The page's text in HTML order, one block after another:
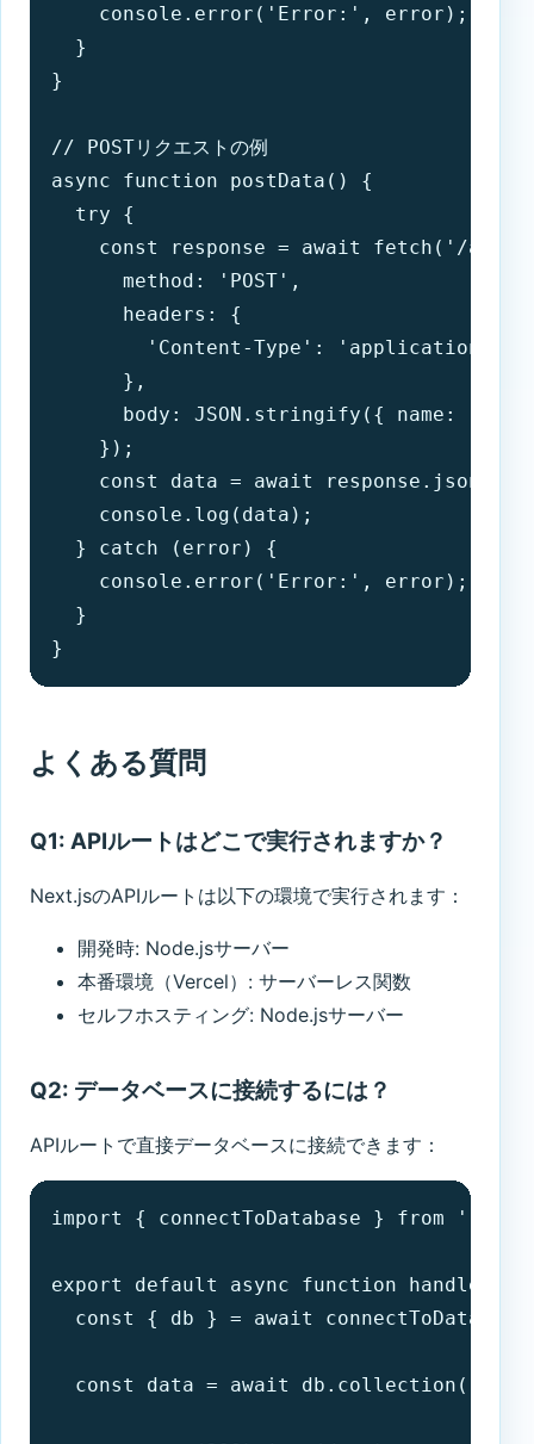
    console.error('Error:', error);
  }
}
// POSTリクエストの例
async function postData() {
  try {
const response = await fetch('/api/
      method: 'POST',
      headers: {
'Content-Type': 'application/
      },
body: JSON.stringify({ name:
    });
    const data = await response.json();
    console.log(data);
  } catch (error) {
    console.error('Error:', error);
  }
}
よくある質問
Q1: APIルートはどこで実行されますか？
Next.jsのAPIルートは以下の環境で実行されます：
開発時: Node.jsサーバー
本番環境（Vercel）: サーバーレス関数
セルフホスティング: Node.jsサーバー
Q2: データベースに接続するには？
APIルートで直接データベースに接続できます：
import { connectToDatabase } from '../
export default async function
const { db } = await
const data = await